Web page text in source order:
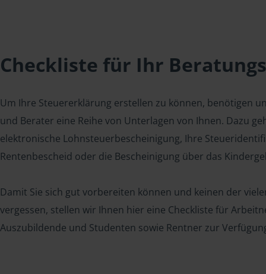
Checkliste für Ihr
Um Ihre Steuererklärung erstellen zu können, benötigen
und Berater eine Reihe von Unterlagen von Ihnen. Dazu
elektronische Lohnsteuerbescheinigung, Ihre
Rentenbescheid oder die Bescheinigung über das
Damit Sie sich gut vorbereiten können und keinen der
vergessen, stellen wir Ihnen hier eine Checkliste für
Auszubildende und Studenten sowie Rentner zur